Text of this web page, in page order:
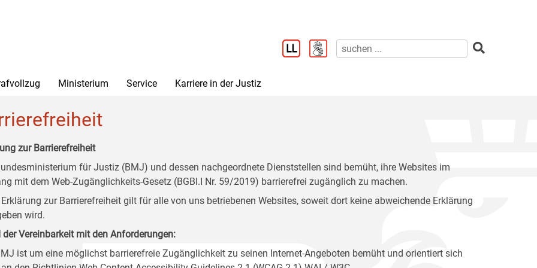
Ministerium Service Karriere in der Justiz
zur Barrierefreiheit
für Justiz (BMJ) und dessen nachgeordnete Dienststellen sind bemüht, ihre Websites im
mit dem Web-Zugänglichkeits-Gesetz (BGBl.I Nr. 59/2019) barrierefrei zugänglich zu machen.
Erklärung zur Barrierefreiheit gilt für alle von uns betriebenen Websites, soweit dort keine abweichende Erklärung
wird.
der Vereinbarkeit mit den Anforderungen:
ist um eine möglichst barrierefreie Zugänglichkeit zu seinen Internet-Angeboten bemüht und orientiert sich